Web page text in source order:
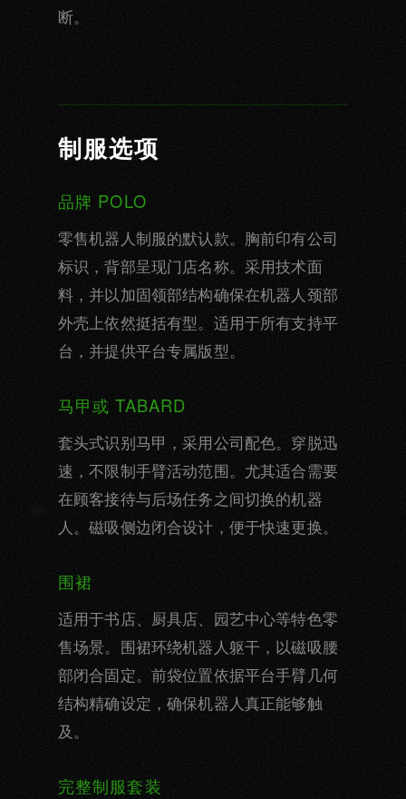
断。
制服选项
品牌 POLO
零售机器人制服的默认款。胸前印有公司
标识，背部呈现门店名称。采用技术面
料，并以加固领部结构确保在机器人颈部
外壳上依然挺括有型。适用于所有支持平
台，并提供平台专属版型。
马甲或 TABARD
套头式识别马甲，采用公司配色。穿脱迅
速，不限制手臂活动范围。尤其适合需要
在顾客接待与后场任务之间切换的机器
人。磁吸侧边闭合设计，便于快速更换。
围裙
适用于书店、厨具店、园艺中心等特色零
售场景。围裙环绕机器人躯干，以磁吸腰
部闭合固定。前袋位置依据平台手臂几何
结构精确设定，确保机器人真正能够触
及。
完整制服套装